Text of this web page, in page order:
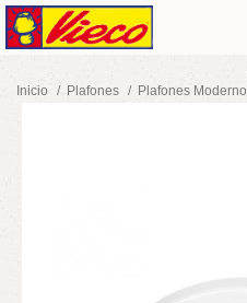
Inicio Plafones Plafones Moderno